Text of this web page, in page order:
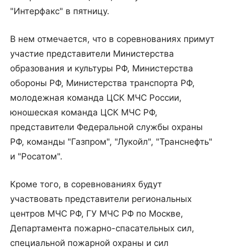
"Интерфакс" в пятницу.
В нем отмечается, что в соревнованиях примут
участие представители Министерства
образования и культуры РФ, Министерства
обороны РФ, Министерства транспорта РФ,
молодежная команда ЦСК МЧС России,
юношеская команда ЦСК МЧС РФ,
представители Федеральной службы охраны
РФ, команды "Газпром", "Лукойл", "Транснефть"
и "Росатом".
Кроме того, в соревнованиях будут
участвовать представители региональных
центров МЧС РФ, ГУ МЧС РФ по Москве,
Департамента пожарно-спасательных сил,
специальной пожарной охраны и сил